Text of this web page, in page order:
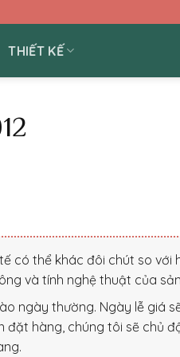
THIẾT KẾ
có thể khác đôi chút so với
và tính nghệ thuật của
ngày thường. Ngày lễ giá
đặt hàng, chúng tôi sẽ chủ